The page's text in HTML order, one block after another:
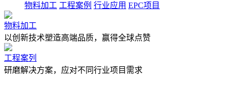
物料加工 工程案例 行业应用 EPC项目
物料加工
以创新技术塑造高端品质，赢得全球点赞
工程案列
研磨解决方案，应对不同行业项目需求